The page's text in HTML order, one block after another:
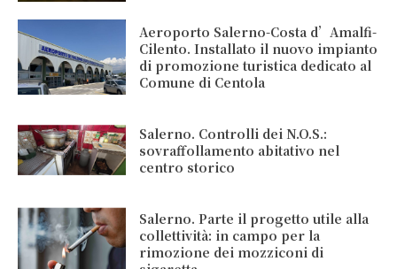
Aeroporto Salerno-Costa d’Amalfi-
Cilento. Installato il nuovo impianto
di promozione turistica dedicato al
Comune di Centola
Salerno. Controlli dei N.O.S.:
sovraffollamento abitativo nel
centro storico
Salerno. Parte il progetto utile alla
collettività: in campo per la
rimozione dei mozziconi di